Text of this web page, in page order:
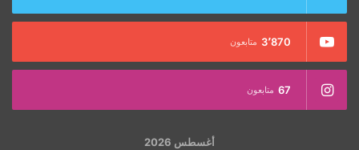
3٬870 متابعون
67 متابعون
أغسطس 2026